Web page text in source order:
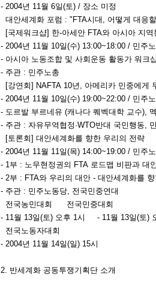
- 2004년 11월 6일(토) / 장소 미정
대안세계화 포럼 : "FTA시대, 어떻게 대응
[국제워크샵] 한-아세안 FTA와 아시아 지
- 2004년 11월 10일(수) 13:00~18:00 / 민주
- 아시아 노동조합 및 사회운동 활동가 워크
- 주관 : 민주노총
[강연회] NAFTA 10년, 아메리카 민중에게
- 2004년 11월 10일(수) 19:00~22:00 / 민주
- 도르발 부르네유 (캐나다 퀘벡대학 교수),
- 주관 : 자유무역협정·WTO반대 국민행동,
[토론회] 대안세계화를 향한 우리의 전략
- 2004년 11월 11일(목) 14:00~19:00 / 민주
- 1부 : 노무현정권의 FTA 로드맵 비판과 대
- 2부 : FTA와 우리의 대안 - 대안세계화를
- 주관 : 민주노동당, 전국민중연대
전국농민대회 전국민중대회
- 11월 13일(토) 오후 1시 - 11월 13일(토)
전국노동자대회
- 2004년 11월 14일(일) 15시
2. 반세계화 공동투쟁기획단 소개